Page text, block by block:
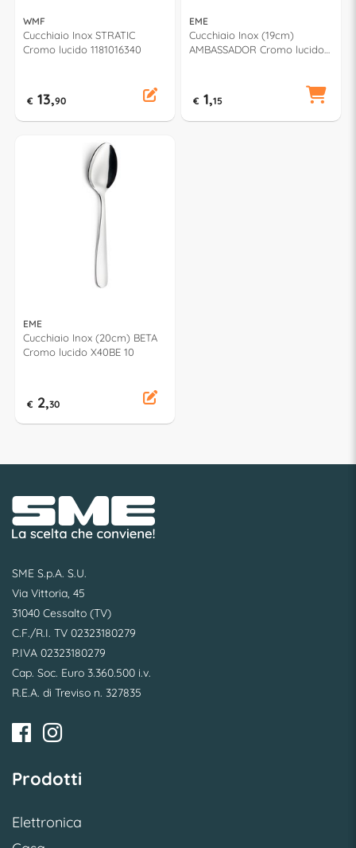
WMF
Cucchiaio Inox STRATIC
Cromo lucido 1181016340
€ 13,90
EME
Cucchiaio Inox (19cm)
AMBASSADOR Cromo lucido
€ 1,15
EME
Cucchiaio Inox (20cm) BETA
Cromo lucido X40BE 10
€ 2,30
SME S.p.A. S.U.
Via Vittoria, 45
31040 Cessalto (TV)
C.F./R.I. TV 02323180279
P.IVA 02323180279
Cap. Soc. Euro 3.360.500 i.v.
R.E.A. di Treviso n. 327835
Prodotti
Elettronica